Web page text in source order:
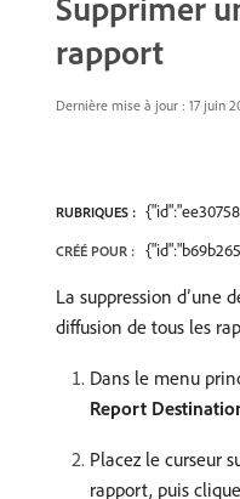
rapport
Dernière mise à jour : 17 juin
RUBRIQUES :
CRÉÉ POUR :
La suppression d’une
diffusion de tous les
Dans le menu
Report
Placez le curseur
rapport, puis